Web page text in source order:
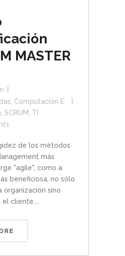
MASTER
, Computación E
, SCRUM, TI
de los métodos
más
"agile", como a
beneficiosa, no sólo
organización sino
cliente....